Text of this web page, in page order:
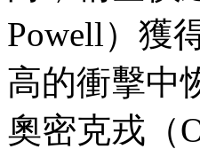
Powell）獲
高的衝擊中
奧密克戎（